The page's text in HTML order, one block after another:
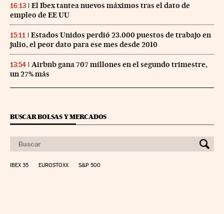
16:13
El Ibex tantea nuevos máximos tras el dato de
empleo de EE UU
15:11
Estados Unidos perdió 23.000 puestos de trabajo en
julio, el peor dato para ese mes desde 2010
13:54
Airbnb gana 707 millones en el segundo trimestre,
un 27% más
BUSCAR BOLSAS Y MERCADOS
IBEX 35 EUROSTOXX S&P 500